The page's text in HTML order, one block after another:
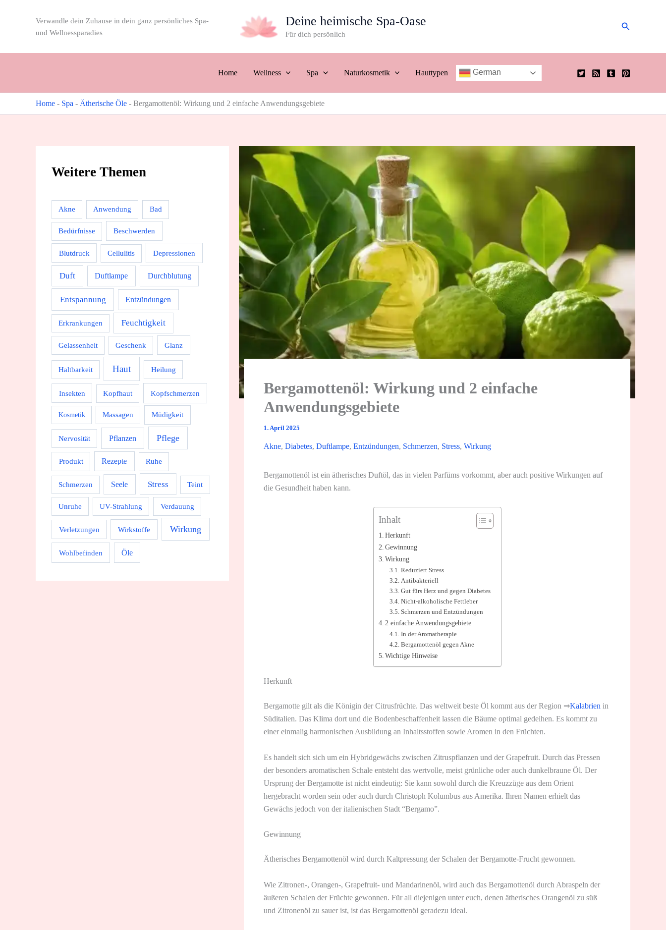
Verwandle dein Zuhause in dein ganz persönliches Spa-
und Wellnessparadies
Deine heimische Spa-Oase
Für dich persönlich
Suchen
Home Wellness Spa Naturkosmetik Hauttypen German
Home - Spa - Ätherische Öle - Bergamottenöl: Wirkung und 2 einfache Anwendungsgebiete
Weitere Themen
Akne Anwendung Bad
Bedürfnisse Beschwerden
Blutdruck Cellulitis Depressionen
Duft Duftlampe Durchblutung
Entspannung Entzündungen
Erkrankungen Feuchtigkeit
Gelassenheit Geschenk Glanz
Haltbarkeit Haut Heilung
Insekten Kopfhaut Kopfschmerzen
Kosmetik Massagen Müdigkeit
Nervosität Pflanzen Pflege
Produkt Rezepte Ruhe
Schmerzen Seele Stress Teint
Unruhe UV-Strahlung Verdauung
Verletzungen Wirkstoffe Wirkung
Wohlbefinden Öle
Bergamottenöl: Wirkung und 2 einfache
Anwendungsgebiete
1. April 2025
Akne, Diabetes, Duftlampe, Entzündungen, Schmerzen, Stress, Wirkung
Bergamottenöl ist ein ätherisches Duftöl, das in vielen Parfüms vorkommt, aber auch positive Wirkungen auf
die Gesundheit haben kann.
Inhalt
Herkunft
Gewinnung
Wirkung
Reduziert Stress
Antibakteriell
Gut fürs Herz und gegen Diabetes
Nicht-alkoholische Fettleber
Schmerzen und Entzündungen
2 einfache Anwendungsgebiete
In der Aromatherapie
Bergamottenöl gegen Akne
Wichtige Hinweise
Herkunft
Bergamotte gilt als die Königin der Citrusfrüchte. Das weltweit beste Öl kommt aus der Region ⇒Kalabrien in
Süditalien. Das Klima dort und die Bodenbeschaffenheit lassen die Bäume optimal gedeihen. Es kommt zu
einer einmalig harmonischen Ausbildung an Inhaltsstoffen sowie Aromen in den Früchten.
Es handelt sich sich um ein Hybridgewächs zwischen Zitruspflanzen und der Grapefruit. Durch das Pressen
der besonders aromatischen Schale entsteht das wertvolle, meist grünliche oder auch dunkelbraune Öl. Der
Ursprung der Bergamotte ist nicht eindeutig: Sie kann sowohl durch die Kreuzzüge aus dem Orient
hergebracht worden sein oder auch durch Christoph Kolumbus aus Amerika. Ihren Namen erhielt das
Gewächs jedoch von der italienischen Stadt “Bergamo”.
Gewinnung
Ätherisches Bergamottenöl wird durch Kaltpressung der Schalen der Bergamotte-Frucht gewonnen.
Wie Zitronen-, Orangen-, Grapefruit- und Mandarinenöl, wird auch das Bergamottenöl durch Abraspeln der
äußeren Schalen der Früchte gewonnen. Für all diejenigen unter euch, denen ätherisches Orangenöl zu süß
und Zitronenöl zu sauer ist, ist das Bergamottenöl geradezu ideal.